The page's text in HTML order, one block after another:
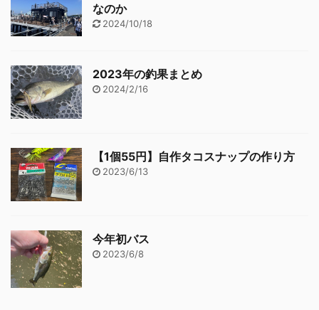
なのか
2024/10/18
2023年の釣果まとめ
2024/2/16
【1個55円】自作タコスナップの作り方
2023/6/13
今年初バス
2023/6/8